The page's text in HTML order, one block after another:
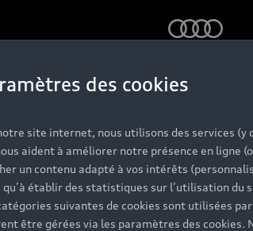
véhicule
Réinitialisez les
des cookies
site internet, nous utilisons des services
aident à améliorer notre présence en ligne
un contenu adapté à vos intérêts
qu’à établir des statistiques sur l’utilisation du
suivantes de cookies sont utilisées
être gérées via les paramètres des cookies.